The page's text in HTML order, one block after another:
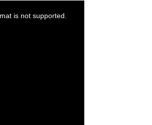
is not supported.